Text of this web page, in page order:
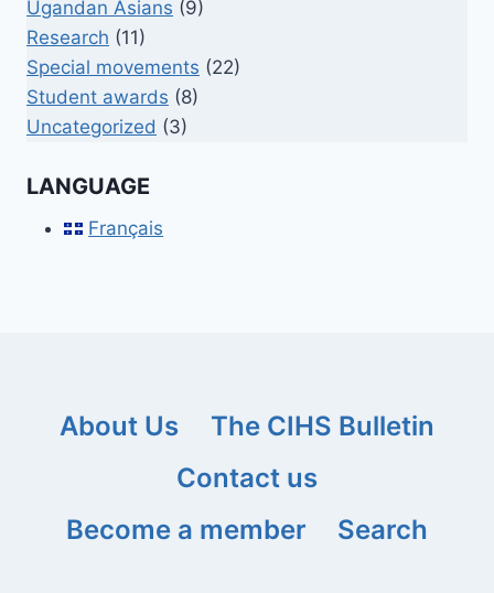
Ugandan Asians (9)
Research (11)
Special movements (22)
Student awards (8)
Uncategorized (3)
LANGUAGE
Français
About Us
The CIHS Bulletin
Contact us
Become a member
Search